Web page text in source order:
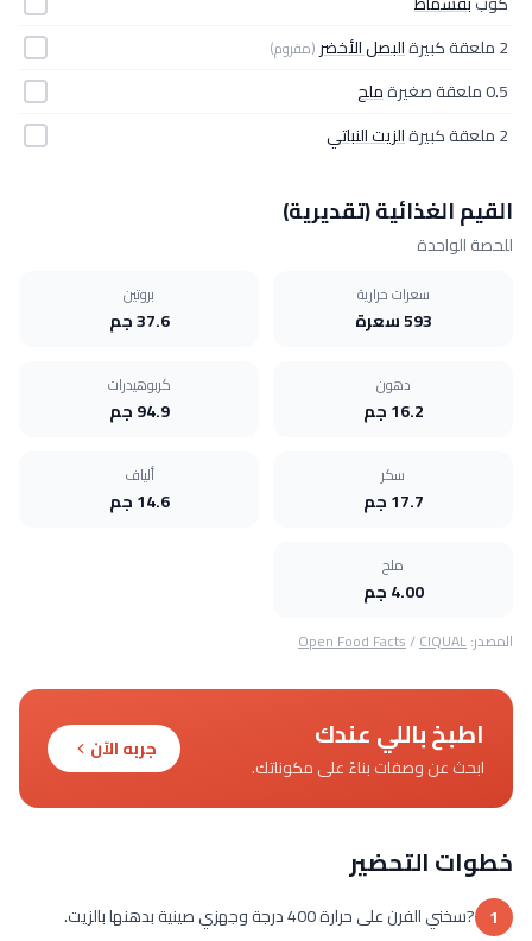
2 ملعقة كبيرة
البصل الأخضر (مفروم)
0.5 ملعقة صغيرة
ملح
2 ملعقة كبيرة
الزيت النباتي
القيم الغذائية (تقديرية)
للحصة الواحدة
سعرات حرارية
593 سعرة
بروتين
37.6 جم
دهون
16.2 جم
كربوهيدرات
94.9 جم
سكر
17.7 جم
ألياف
14.6 جم
ملح
4.00 جم
المصدر: Open Food Facts/CIQUAL
اطبخ باللي عندك
ابحث عن وصفات بناءً على مكوناتك.
جربه الآن
خطوات التحضير
1 ?سخني الفرن على حرارة 400 درجة وجهزي صينية بدهنها بالزيت.